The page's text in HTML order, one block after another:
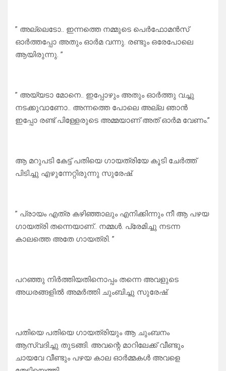
” അല്ലെടോ.. ഇന്നത്തെ നമ്മുടെ പെർഫോമൻസ്
ഓർത്തപ്പോ അതും ഓർമ വന്നു. രണ്ടും ഒരേപോലെ
ആയിരുന്നു. ”
” അയ്യടാ മോനെ.. ഇപ്പോഴും അതും ഓർത്തു വച്ചു
നടക്കുവാണോ.. അന്നത്തെ പോലെ അല്ല ഞാൻ
ഇപ്പോ രണ്ട് പിള്ളേരുടെ അമ്മയാണ് അത് ഓർമ വേണം.”
ആ മറുപടി കേട്ട് പതിയെ ഗായത്രിയേ കൂടി ചേർത്ത്
പിടിച്ചു എഴുന്നേറ്റിരുന്നു സുരേഷ്.
” പ്രായം എത്ര കഴിഞ്ഞാലും എനിക്കിന്നും നീ ആ പഴയ
ഗായത്രി തന്നെയാണ്.. നമ്മൾ. പ്രേമിച്ചു നടന്ന
കാലത്തെ അതേ ഗായത്രി. ”
പറഞ്ഞു നിർത്തിയതിനൊപ്പം തന്നെ അവളുടെ
അധരങ്ങളിൽ അമർത്തി ചുംബിച്ചു സുരേഷ്.
പതിയെ പതിയെ ഗായത്രിയും ആ ചുംബനം
ആസ്വദിച്ചു തുടങ്ങി. അവന്റെ മാറിലേക്ക് വീണ്ടും
ചായവേ വീണ്ടും പഴയ കാല ഓർമ്മകൾ അവളെ